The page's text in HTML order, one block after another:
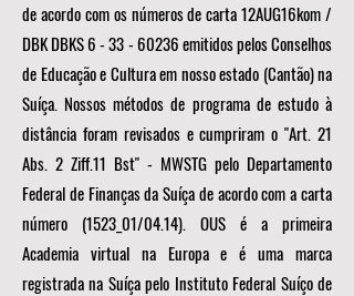
de acordo com os números de carta 12AUG16kom /
DBK DBKS6 - 33 - 60236emitidos pelos Conselhos
de Educação e Cultura em nosso estado (Cantão) na
Suíça. Nossos métodos de programa de estudo à
distância foram revisados e cumpriram o "Art. 21
Abs. 2 Ziff.11 Bst" - MWSTG pelo Departamento
Federal de Finanças da Suíça de acordo com a carta
número (1523_01/04.14). OUS é a primeira
Academia virtual na Europa e é uma marca
registrada na Suíça pelo Instituto Federal Suíço de